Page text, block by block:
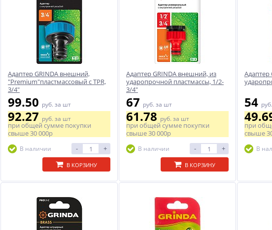
Адаптер GRINDA внешний,
"Premium"пластмассовый с TPR,
3/4"
99.50 руб. за шт
92.27руб. за шт
при общей сумме покупки
свыше30 000р
В наличии - +
В КОРЗИНУ
Адаптер GRINDA внешний, из
ударопрочной пластмассы, 1/2-
3/4"
67 руб. за шт
61.78руб. за шт
при общей сумме покупки
свыше30 000р
В наличии - +
В КОРЗИНУ
Адаптер
54 руб.
при
свыше
В